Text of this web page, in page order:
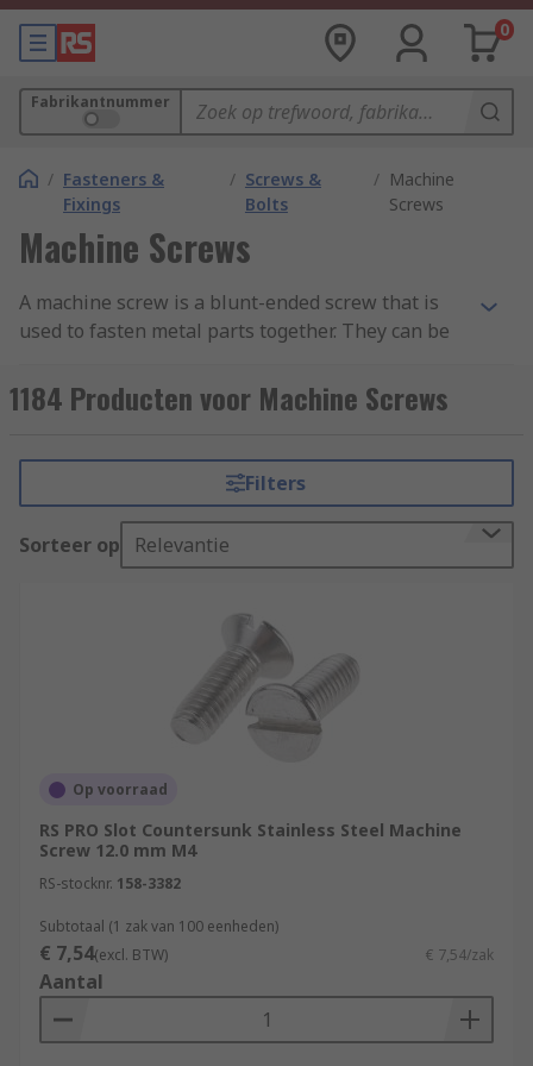
0
Fabrikantnummer
/ Fasteners &
Fixings
/ Screws &
Bolts
/ Machine
Screws
Machine Screws
A machine screw is a blunt-ended screw that is
used to fasten metal parts together. They can be
wide range of head types. Most machine screws
are fully threaded, which means the thread runs
the head to the very end. You can learn more in
our completeguide to machine screws.
RS offer an extensive range of high-quality metric
and panel building needs.
What are machine screws made of?
The fasteners are manufactured from a range of
environments. Materials include:
Brass
Steel
Nylon
Some come with coatings such as nickel-plated
zinc-plated, galvanized, or passivated which
1184 Producten voor Machine Screws
Filters
Sorteer op Relevantie
Op voorraad
RS PRO Slot Countersunk Stainless Steel Machine
Screw 12.0 mm M4
RS-stocknr. 158-3382
Subtotaal (1 zak van 100 eenheden)
€ 7,54(excl. BTW) € 7,54/zak
Aantal